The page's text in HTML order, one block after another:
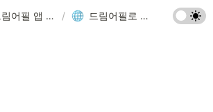
드림어필 앱 사용가이드 📱 / 드림어필로 진로활동 관리하기